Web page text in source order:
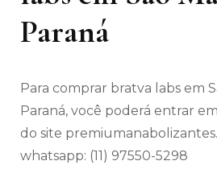
Paraná
Para comprar bratva labs em
Paraná, você poderá entrar
do site
whatsapp: (11) 97550-5298